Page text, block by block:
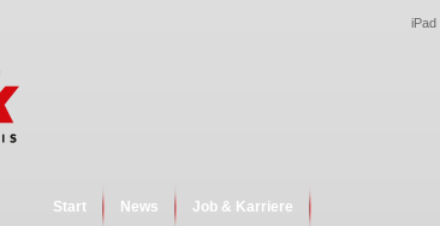
iPad
Start News Job & Karriere